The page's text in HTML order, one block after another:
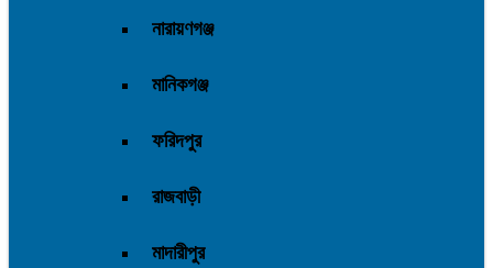
নারায়ণগঞ্জ
মানিকগঞ্জ
ফরিদপুর
রাজবাড়ী
মাদারীপুর